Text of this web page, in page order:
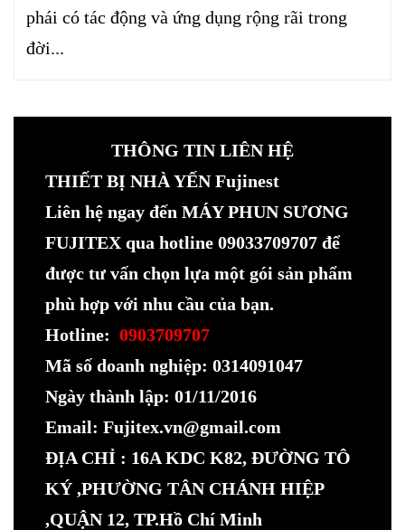
phái có tác động và ứng dụng rộng rãi trong
đời...
THÔNG TIN LIÊN HỆ
THIẾT BỊ NHÀ YẾN Fujinest
Liên hệ ngay đến MÁY PHUN SƯƠNG
FUJITEX qua hotline 09033709707 để
được tư vấn chọn lựa một gói sản phẩm
phù hợp với nhu cầu của bạn.
Hotline: 0903709707
Mã số doanh nghiệp: 0314091047
Ngày thành lập: 01/11/2016
Email: Fujitex.vn@gmail.com
ĐỊA CHỈ : 16A KDC K82, ĐƯỜNG TÔ
KÝ ,PHƯỜNG TÂN CHÁNH HIỆP
,QUẬN 12, TP.Hồ Chí Minh